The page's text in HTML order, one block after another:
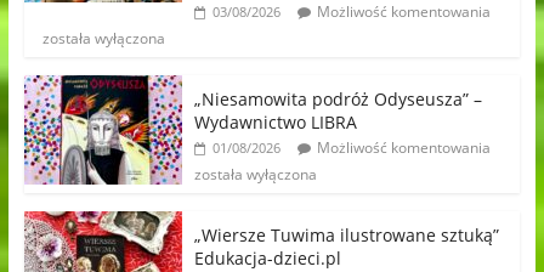
03/08/2026
Możliwość komentowania
została wyłączona
„Niesamowita podróż Odyseusza” –
Wydawnictwo LIBRA
01/08/2026
Możliwość komentowania
została wyłączona
„Wiersze Tuwima ilustrowane sztuką”
Edukacja-dzieci.pl